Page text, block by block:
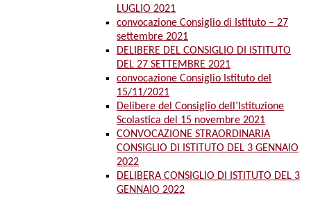
LUGLIO 2021
convocazione Consiglio di Istituto – 27
settembre 2021
DELIBERE DEL CONSIGLIO DI ISTITUTO
DEL 27 SETTEMBRE 2021
convocazione Consiglio Istituto del
15/11/2021
Delibere del Consiglio dell’Istituzione
Scolastica del 15 novembre 2021
CONVOCAZIONE STRAORDINARIA
CONSIGLIO DI ISTITUTO DEL 3 GENNAIO
2022
DELIBERA CONSIGLIO DI ISTITUTO DEL 3
GENNAIO 2022